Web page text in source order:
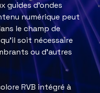
guides d'ondes
numérique peut
le champ de
soit nécessaire
ou d'autres
RVB intégré à